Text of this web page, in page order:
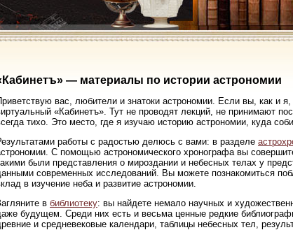
— материалы по истории астрономии
вас, любители и знатоки астрономии. Если вы, как и
«Кабинетъ». Тут не проводят лекций, не принимают
тихо. Это место, где я изучаю историю астрономии, куда
работы с радостью делюсь с вами: в разделе
С помощью астрономического хронографа вы
были представления о мироздании и небесных телах у
современных исследований. Вы можете познакомиться
в изучение неба и развитие астрономии.
в библиотеку: вы найдете немало научных и
будущем. Среди них есть и весьма ценные редкие
и средневековые календари, таблицы небесных тел,